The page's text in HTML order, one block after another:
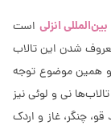
انزلی است
شدن این تالاب
و همین موضوع توجه
نی و لوئی نیز
قو، چنگر، غاز و اردک